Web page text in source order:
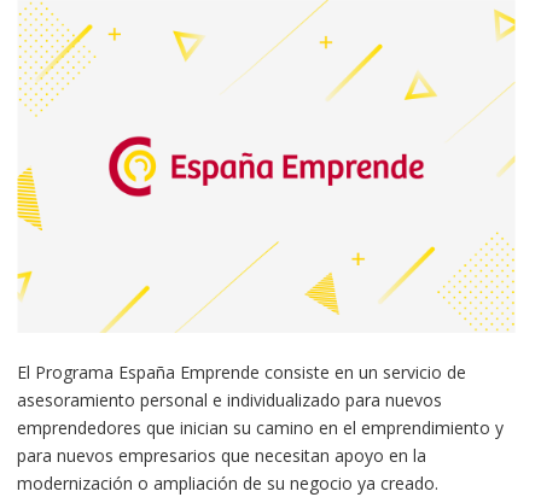
El Programa España Emprende consiste en un servicio de
asesoramiento personal e individualizado para nuevos
emprendedores que inician su camino en el emprendimiento y
para nuevos empresarios que necesitan apoyo en la
modernización o ampliación de su negocio ya creado.